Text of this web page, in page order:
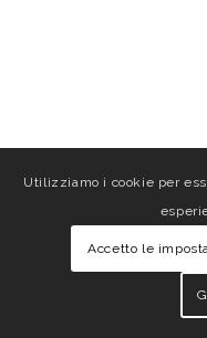
Utilizziamo i cookie per
Accetto le